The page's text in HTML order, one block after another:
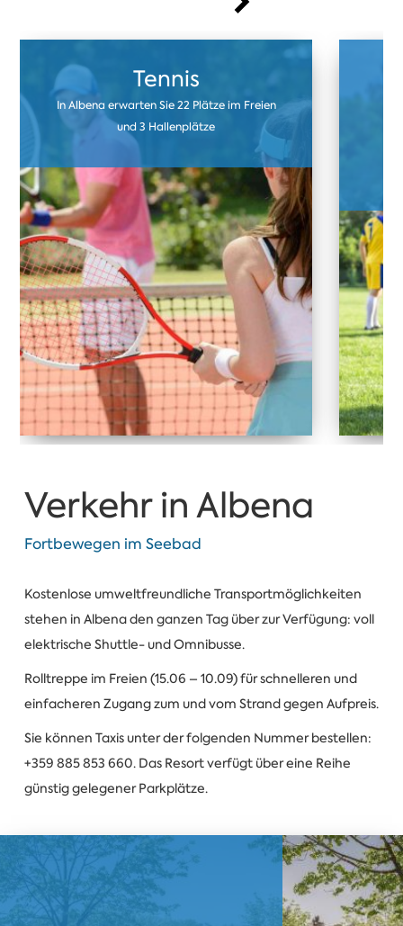
Tennis
In Albena erwarten Sie 22 Plätze im Freien
und 3 Hallenplätze
Verkehr in Albena
Fortbewegen im Seebad
Kostenlose umweltfreundliche Transportmöglichkeiten
stehen in Albena den ganzen Tag über zur Verfügung: voll
elektrische Shuttle- und Omnibusse.
Rolltreppe im Freien (15.06 – 10.09) für schnelleren und
einfacheren Zugang zum und vom Strand gegen Aufpreis.
Sie können Taxis unter der folgenden Nummer bestellen:
+359 885 853 660. Das Resort verfügt über eine Reihe
günstig gelegener Parkplätze.